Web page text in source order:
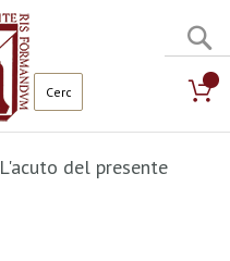
L'acuto del presente